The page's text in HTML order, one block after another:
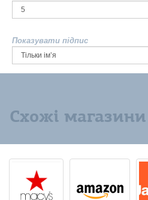
Показувати підпис
Схожі магазини